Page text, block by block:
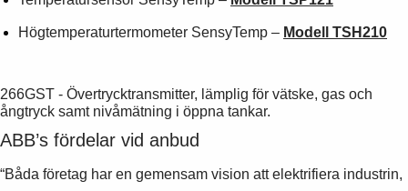
Högtemperaturtermometer SensyTemp – Modell TSH210
266GST - Övertrycktransmitter, lämplig för vätske, gas och
ångtryck samt nivåmätning i öppna tankar.
ABB’s fördelar vid anbud
“Båda företag har en gemensam vision att elektrifiera industrin,